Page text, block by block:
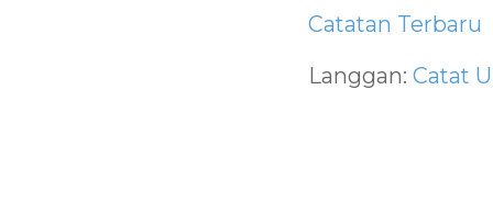
Catatan Terbaru
Langgan: Catat